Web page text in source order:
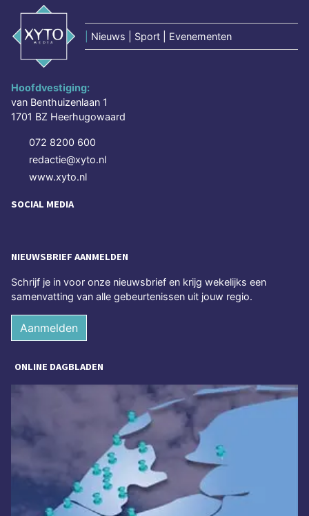
Nieuws | Sport | Evenementen
Hoofdvestiging:
van Benthuizenlaan 1
1701 BZ Heerhugowaard
072 8200 600
redactie@xyto.nl
www.xyto.nl
SOCIAL MEDIA
NIEUWSBRIEF AANMELDEN
Schrijf je in voor onze nieuwsbrief en krijg wekelijks een
samenvatting van alle gebeurtenissen uit jouw regio.
Aanmelden
ONLINE DAGBLADEN